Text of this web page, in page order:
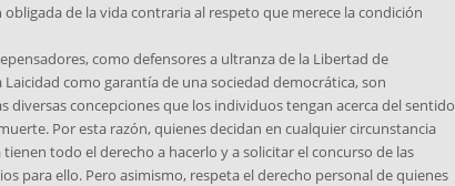
de la vida contraria al respeto que merece la condición
como defensores a ultranza de la Libertad de
Laicidad como garantía de una sociedad democrática, son
diversas concepciones que los individuos tengan acerca del sentido
Por esta razón, quienes decidan en cualquier circunstancia
todo el derecho a hacerlo y a solicitar el concurso de las
para ello. Pero asimismo, respeta el derecho personal de quienes